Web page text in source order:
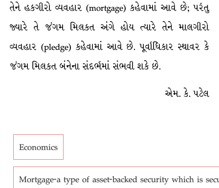
તેને હકગીરો વ્યવહાર (mortgage) કહેવામાં આવે છે; પરંતુ
જ્યારે તે જંગમ મિલકત અંગે હોય ત્યારે તેને માલગીરો
વ્યવહાર (pledge) કહેવામાં આવે છે. પૂર્વાધિકાર સ્થાવર કે
જંગમ મિલકત બંનેના સંદર્ભમાં સંભવી શકે છે.
એમ. કે. પટેલ
Economics
Mortgage-a type of asset-backed security which is